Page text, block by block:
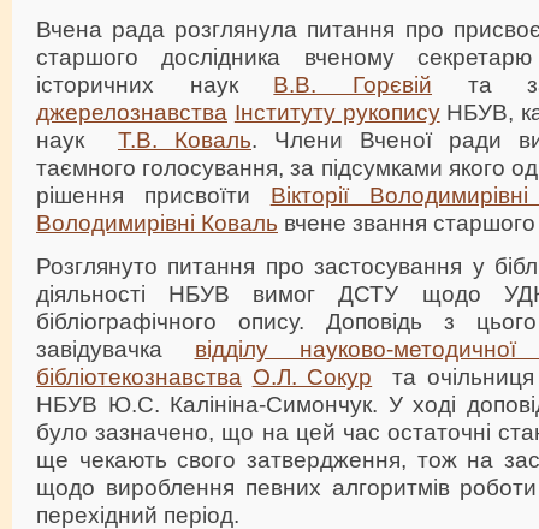
Вчена рада розглянула питання про
старшого дослідника вченому
історичних наук В.В. Горєвій та
джерелознавства Інституту рукописуНБУВ,
наук Т.В. Коваль. Члени Вченої ради
таємного голосування, за підсумками якого
рішення присвоїти Вікторії
Володимирівні Коваль вчене звання старшого
Розглянуто питання про застосування у
діяльності НБУВ вимог ДСТУ щодо
бібліографічного опису. Доповідь з
завідувачка відділу науково-
бібліотекознавства О.Л. Сокур та очільниця
НБУВ Ю.С. Калініна-Симончук. У ході
було зазначено, що на цей час остаточні
ще чекають свого затвердження, тож на
щодо вироблення певних алгоритмів
перехідний період.